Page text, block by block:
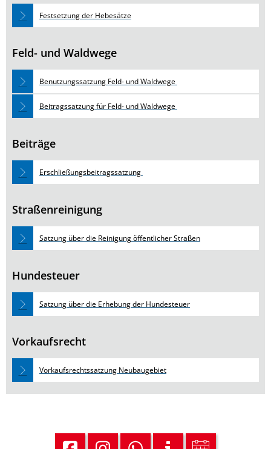
Festsetzung der Hebesätze
Feld- und Waldwege
Benutzungssatzung Feld- und Waldwege
Beitragssatzung für Feld- und Waldwege
Beiträge
Erschließungsbeitragssatzung
Straßenreinigung
Satzung über die Reinigung öffentlicher Straßen
Hundesteuer
Satzung über die Erhebung der Hundesteuer
Vorkaufsrecht
Vorkaufsrechtssatzung Neubaugebiet